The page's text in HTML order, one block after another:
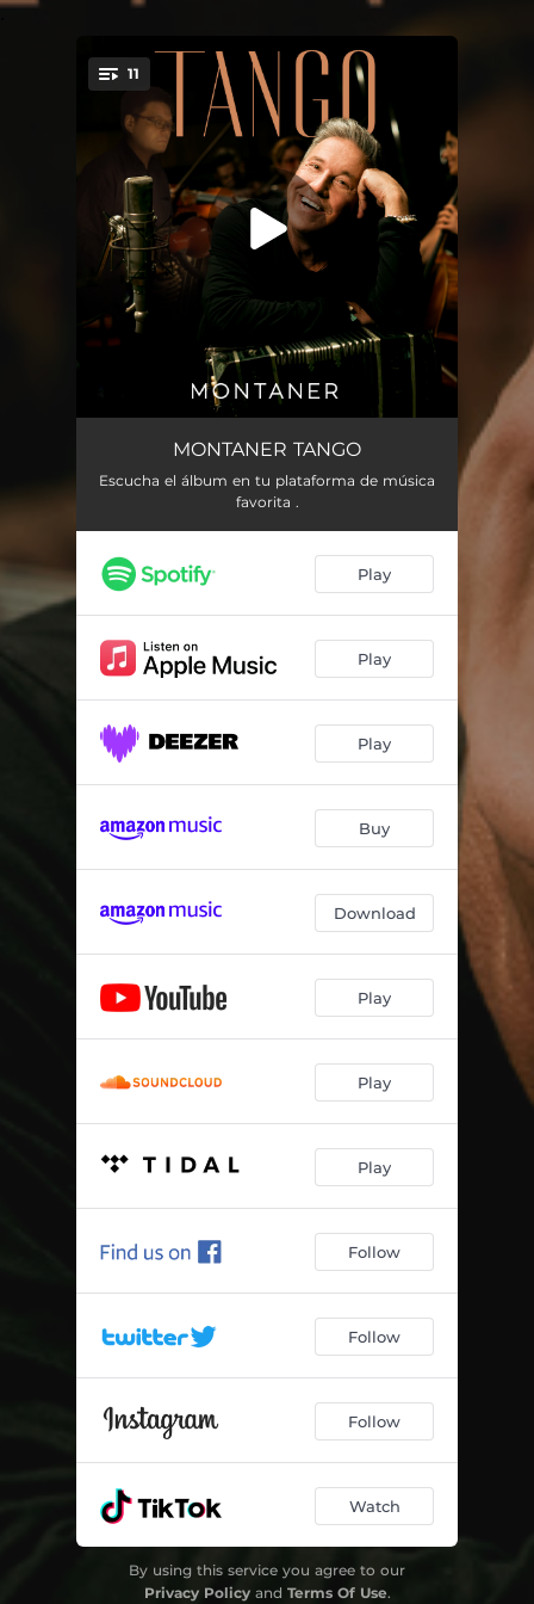
You're all set!
11
El Día Que Me Quieras
Caminito 03:49
Por una Cabeza 02:41
Nada
Uno 04:26
Nostalgias 03:37
Cuartito Azul
La Última Copa 02:55
Fuimos 03:08
MONTANER TANGO
Escucha el álbum en tu plataforma de música
favorita .
Play
Play
Play
Buy
Download
Play
Play
Play
Follow
Follow
Follow
Watch
By using this service you agree to our
Privacy Policyand Terms Of Use.
.